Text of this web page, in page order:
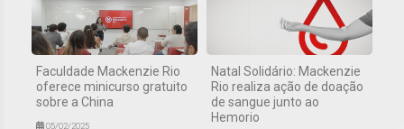
Faculdade Mackenzie Rio
oferece minicurso gratuito
sobre a China
05/02/2025
Natal Solidário: Mackenzie
Rio realiza ação de doação
de sangue junto ao
Hemorio